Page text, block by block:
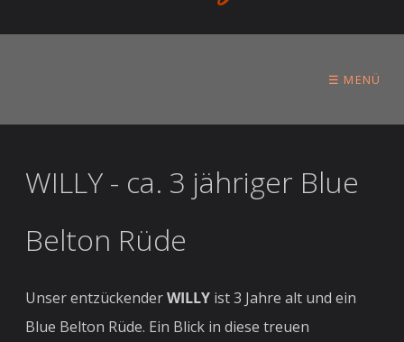
☰ MENÜ
WILLY - ca. 3 jähriger Blue
Belton Rüde
Unser entzückenderWILLY ist 3 Jahre alt und ein
Blue Belton Rüde. Ein Blick in diese treuen